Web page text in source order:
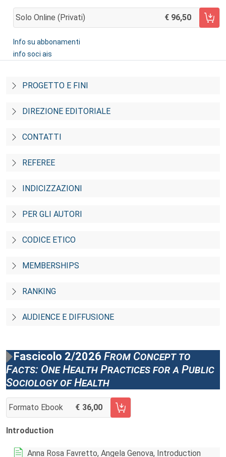
Solo Online (privati) 96,50
AGGIUNGI AL CARRELLO
Info su abbonamenti
info soci ais
PROGETTO E FINI
DIREZIONE EDITORIALE
CONTATTI
REFEREE
INDICIZZAZIONI
PER GLI AUTORI
CODICE ETICO
MEMBERSHIPS
RANKING
AUDIENCE E DIFFUSIONE
Fascicolo 2/2026 From Concept to
Facts: One Health Practices for a Public
Sociology of Health
Formato Ebook 36,00
AGGIUNGI AL CARRELLO FASCICOLO 2/2026
Introduction
Anna Rosa Favretto, Angela Genova, Introduction